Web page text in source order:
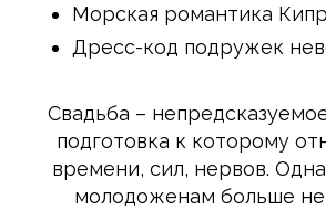
Морская романтика
Дресс-код подружек
Свадьба –
подготовка к которому
времени, сил, нервов.
молодоженам больше не